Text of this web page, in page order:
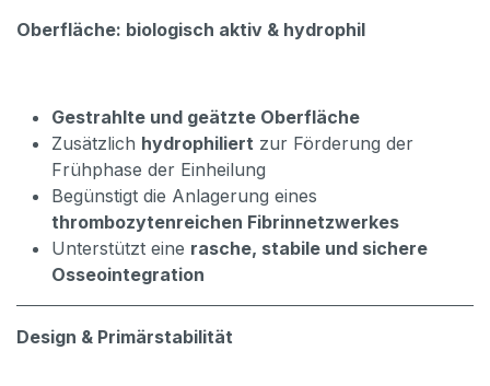
Oberfläche: biologisch aktiv & hydrophil
Gestrahlte und geätzte Oberfläche
Zusätzlich hydrophiliert zur Förderung der
Frühphase der Einheilung
Begünstigt die Anlagerung eines
thrombozytenreichen Fibrinnetzwerkes
Unterstützt eine rasche, stabile und sichere
Osseointegration
Design & Primärstabilität